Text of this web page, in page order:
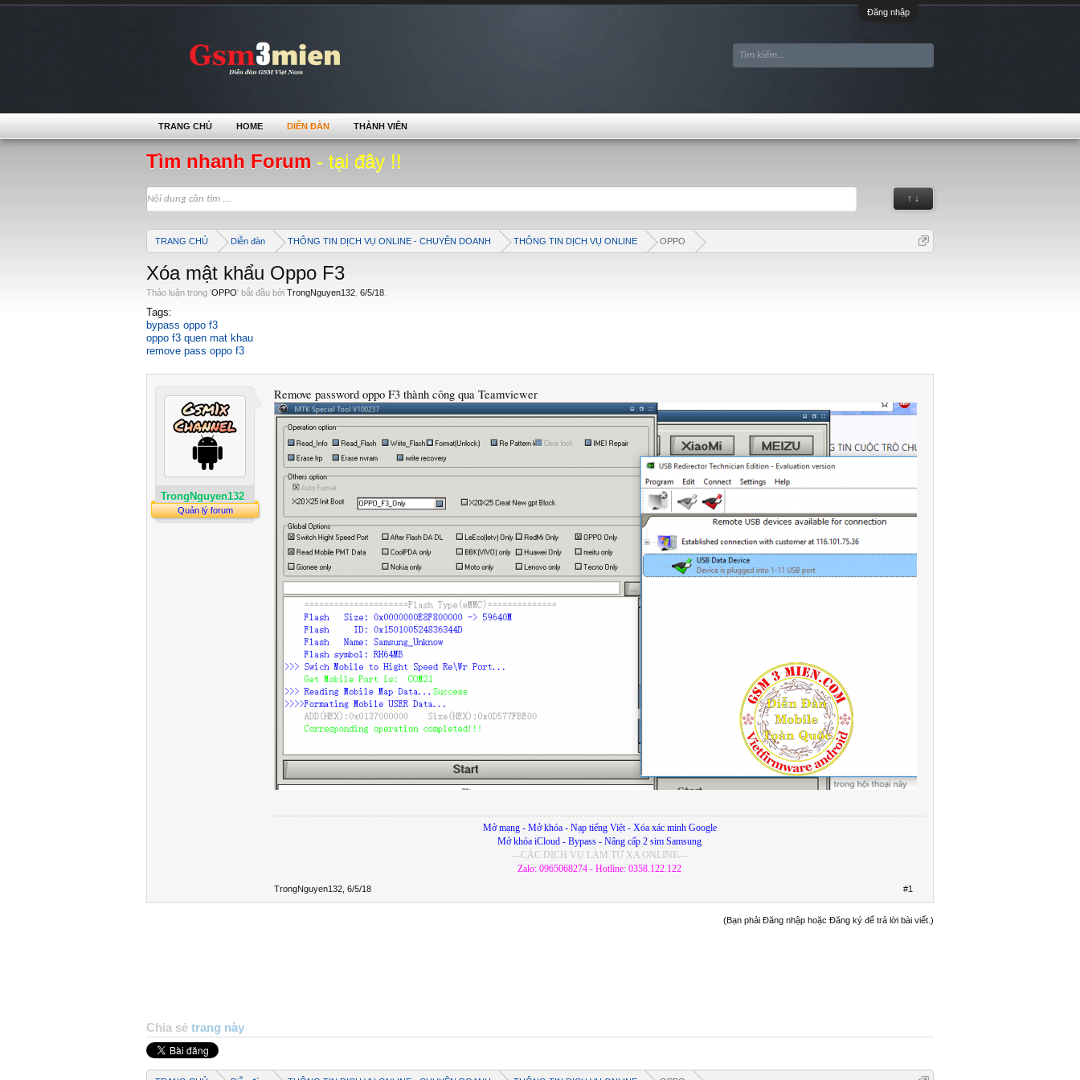
Đăng nhập
Tìm nhanh Forum - tại đây !!
↑ ↓
TRANG CHỦ Diễn đàn THÔNG TIN DỊCH VỤ ONLINE - CHUYÊN DOANH THÔNG TIN DỊCH VỤ ONLINE OPPO
Xóa mật khẩu Oppo F3
Thảo luận trong 'OPPO' bắt đầu bởi TrongNguyen132 6/5/18
Tags:
bypass oppo f3
oppo f3 quen mat khau
remove pass oppo f3
TrongNguyen132
Quản lý forum
Remove password oppo F3 thành công qua Teamviewer
Mở mạng - Mở khóa - Nạp tiếng Việt - Xóa xác minh Google
Mở khóa iCloud - Bypass - Nâng cấp 2 sim Samsung
---CÁC DỊCH VỤ LÀM TỪ XA ONLINE---
Zalo: 0965068274 - Hotline: 0358.122.122
TrongNguyen132 6/5/18 #1
(Bạn phải Đăng nhập hoặc Đăng ký để trả lời bài viết.)
Chia sẻ trang này
TRANG CHỦ HOME DIỄN ĐÀN THÀNH VIÊN